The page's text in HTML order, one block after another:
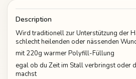
Description
Wird traditionell zur Unterstützung der
schlecht heilenden oder nässenden
mit 220g warmer Polyfill-Füllung
egal ob du Zeit im Stall verbringst oder
machst